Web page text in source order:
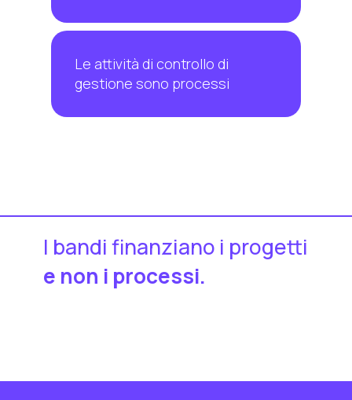
Le attività di controllo di
gestione sono processi
I bandi finanziano i progetti
e non i processi.